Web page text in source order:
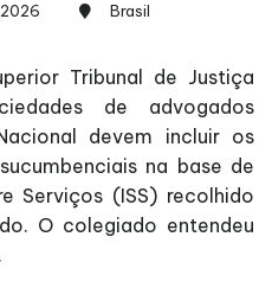
Brasil
Tribunal de Justiça
de advogados
devem incluir os
na base de
Serviços (ISS) recolhido
O colegiado entendeu